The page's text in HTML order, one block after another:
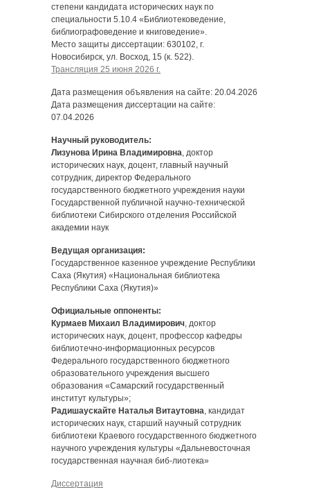
степени кандидата исторических наук по
специальности 5.10.4 «Библиотековедение,
библиографоведение и книговедение».
Место защиты диссертации: 630102, г.
Новосибирск, ул. Восход, 15 (к. 522).
Трансляция 25 июня 2026 г.
Дата размещения объявления на сайте: 20.04.2026
Дата размещения диссертации на сайте:
07.04.2026
Научный руководитель:
Лизунова Ирина Владимировна, доктор
исторических наук, доцент, главный научный
сотрудник, директор Федерального
государственного бюджетного учреждения науки
Государственной публичной научно-технической
библиотеки Сибирского отделения Российской
академии наук
Ведущая организация:
Государственное казенное учреждение Республики
Саха (Якутия) «Национальная библиотека
Республики Саха (Якутия)»
Официальные оппоненты:
Курмаев Михаил Владимирович, доктор
исторических наук, доцент, профессор кафедры
библиотечно-информационных ресурсов
Федерального государственного бюджетного
образовательного учреждения высшего
образования «Самарский государственный
институт культуры»;
Радишаускайте Наталья Витаутовна, кандидат
исторических наук, старший научный сотрудник
библиотеки Краевого государственного бюджетного
научного учреждения культуры «Дальневосточная
государственная научная биб-лиотека»
Диссертация